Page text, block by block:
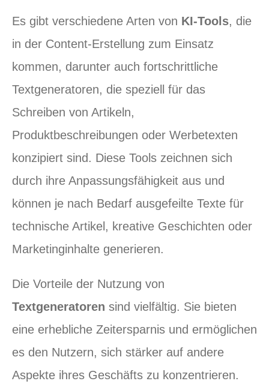
Es gibt verschiedene Arten von KI-Tools, die
in der Content-Erstellung zum Einsatz
kommen, darunter auch fortschrittliche
Textgeneratoren, die speziell für das
Schreiben von Artikeln,
Produktbeschreibungen oder Werbetexten
konzipiert sind. Diese Tools zeichnen sich
durch ihre Anpassungsfähigkeit aus und
können je nach Bedarf ausgefeilte Texte für
technische Artikel, kreative Geschichten oder
Marketinginhalte generieren.
Die Vorteile der Nutzung von
Textgeneratoren sind vielfältig. Sie bieten
eine erhebliche Zeitersparnis und ermöglichen
es den Nutzern, sich stärker auf andere
Aspekte ihres Geschäfts zu konzentrieren.